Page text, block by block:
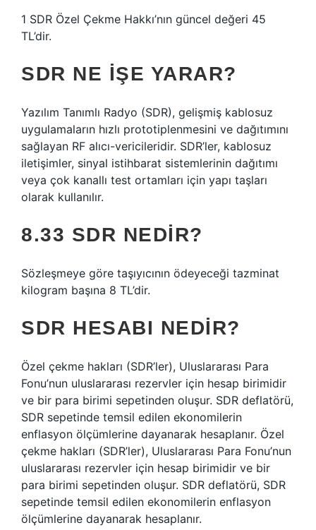
1 SDR Özel Çekme Hakkı’nın güncel değeri 45
TL’dir.
SDR NE IŞE YARAR?
Yazılım Tanımlı Radyo (SDR), gelişmiş kablosuz
uygulamaların hızlı prototiplenmesini ve dağıtımını
sağlayan RF alıcı-vericileridir. SDR’ler, kablosuz
iletişimler, sinyal istihbarat sistemlerinin dağıtımı
veya çok kanallı test ortamları için yapı taşları
olarak kullanılır.
8.33 SDR NEDIR?
Sözleşmeye göre taşıyıcının ödeyeceği tazminat
kilogram başına 8 TL’dir.
SDR HESABI NEDIR?
Özel çekme hakları (SDR’ler), Uluslararası Para
Fonu’nun uluslararası rezervler için hesap birimidir
ve bir para birimi sepetinden oluşur. SDR deflatörü,
SDR sepetinde temsil edilen ekonomilerin
enflasyon ölçümlerine dayanarak hesaplanır. Özel
çekme hakları (SDR’ler), Uluslararası Para Fonu’nun
uluslararası rezervler için hesap birimidir ve bir
para birimi sepetinden oluşur. SDR deflatörü, SDR
sepetinde temsil edilen ekonomilerin enflasyon
ölçümlerine dayanarak hesaplanır.